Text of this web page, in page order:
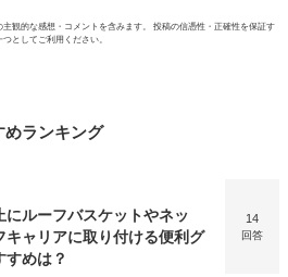
観的な感想・コメントを含みます。 投稿の信憑性・正確性を保証す
としてご利用ください。
めランキング
にルーフバスケットやネッ
キャリアに取り付ける便利グ
すめは？
14
回答